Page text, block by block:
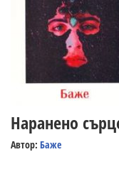
Наранено
Автор: Баже